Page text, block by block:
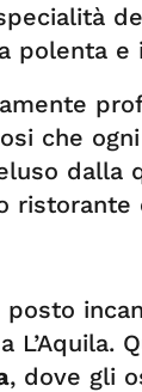
e
che
dalla
ristorante
posto
L’Aquila.
, dove gli